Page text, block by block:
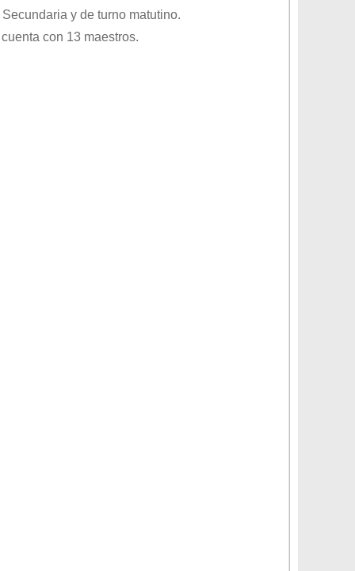
Secundaria y de turno matutino.
con 13 maestros.